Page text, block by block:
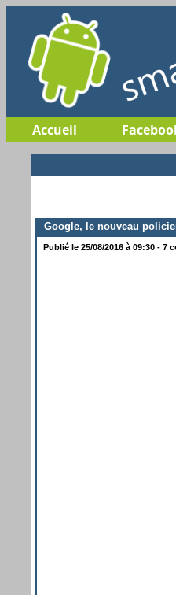
Accueil
Google, le nouveau
Publié le 25/08/2016 à 09:30 - 7